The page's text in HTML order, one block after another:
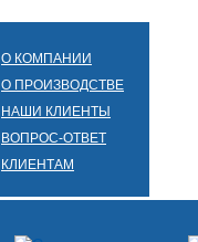
О КОМПАНИИ
О ПРОИЗВОДСТВЕ
НАШИ КЛИЕНТЫ
ВОПРОС-ОТВЕТ
КЛИЕНТАМ